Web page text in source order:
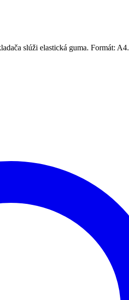
slúži elastická guma. Formát: A4.